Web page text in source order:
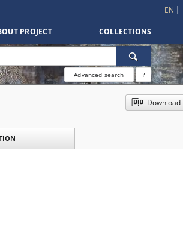
EN
PROJECT COLLECTIONS
Advanced search ?